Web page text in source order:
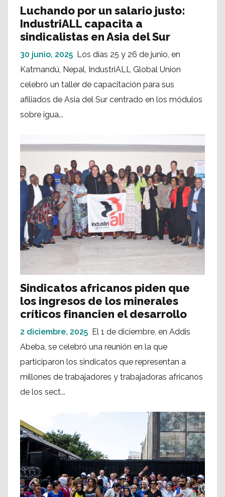
Luchando por un salario justo:
IndustriALL capacita a
sindicalistas en Asia del Sur
30 junio, 2025 Los días 25 y 26 de junio, en
Katmandú, Nepal, IndustriALL Global Union
celebró un taller de capacitación para sus
afiliados de Asia del Sur centrado en los módulos
sobre igua...
Sindicatos africanos piden que
los ingresos de los minerales
críticos financien el desarrollo
2 diciembre, 2025 El 1 de diciembre, en Addis
Abeba, se celebró una reunión en la que
participaron los sindicatos que representan a
millones de trabajadores y trabajadoras africanos
de los sect...